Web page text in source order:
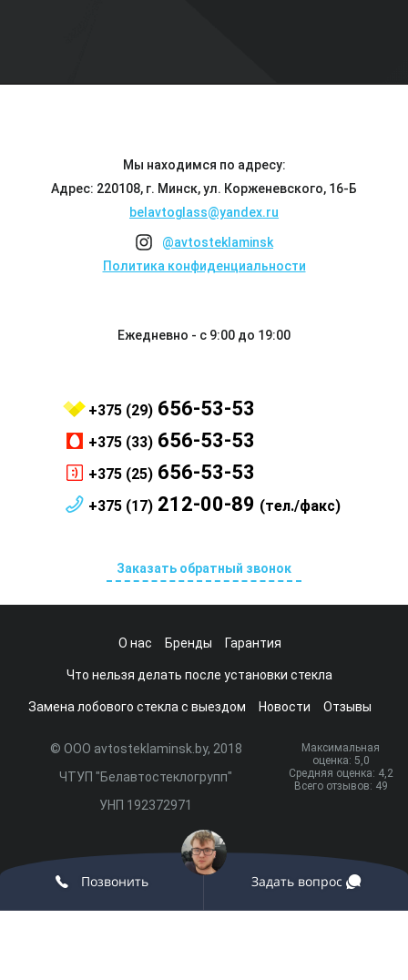
Мы находимся по адресу:
Адрес: 220108, г. Минск, ул. Корженевского, 16-Б
belavtoglass@yandex.ru
@avtosteklaminsk
Политика конфиденциальности
Ежедневно - с 9:00 до 19:00
+375 (29) 656-53-53
+375 (33) 656-53-53
+375 (25) 656-53-53
+375 (17) 212-00-89 (тел./факс)
Заказать обратный звонок
О нас Бренды Гарантия
Что нельзя делать после установки стекла
Замена лобового стекла с выездом Новости Отзывы
© ООО avtosteklaminsk.by, 2018
ЧТУП "Белавтостеклогрупп"
УНП 192372971
Максимальная
оценка: 5,0
Средняя оценка: 4,2
Всего отзывов: 49
Разработка сайта и продвижение:onix.by
Позвонить Задать вопрос